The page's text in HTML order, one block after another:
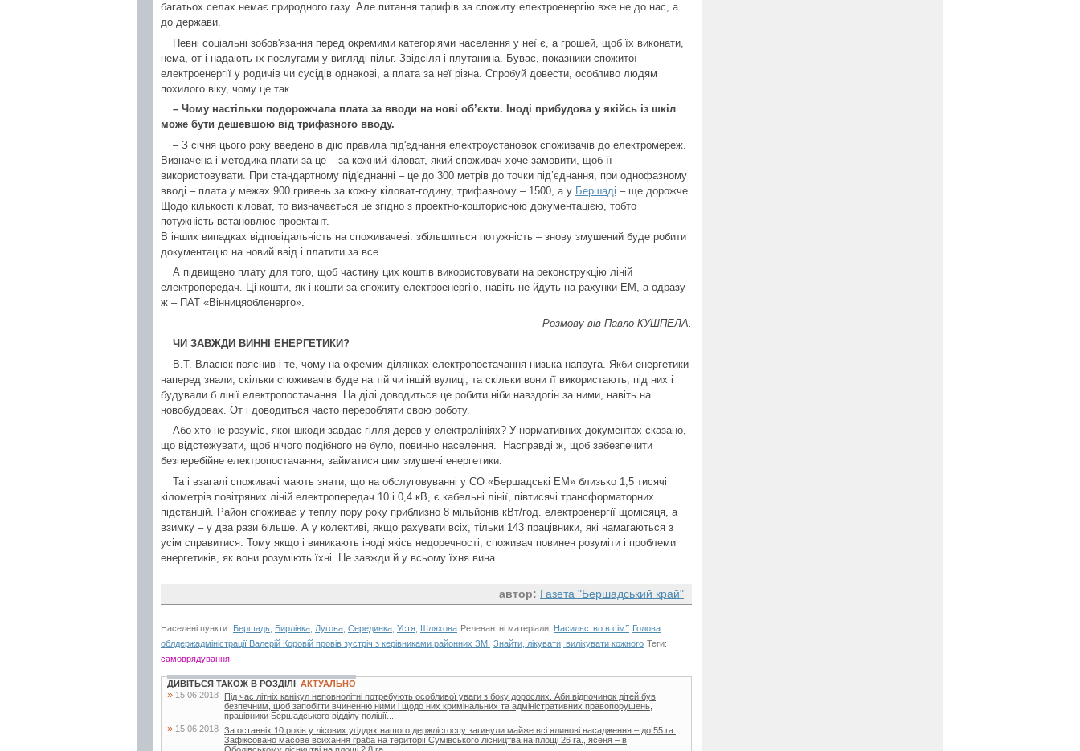
багатьох селах немає природного газу. Але питання тарифів за спожиту електроенергію вже не до нас, а
до держави.
Певні соціальні зобов'язання перед окремими категоріями населення у неї є, а грошей, щоб їх виконати,
нема, от і надають їх послугами у вигляді пільг. Звідсіля і плутанина. Буває, показники спожитої
електроенергії у родичів чи сусідів однакові, а плата за неї різна. Спробуй довести, особливо людям
похилого віку, чому це так.
– Чому настільки подорожчала плата за вводи на нові об’єкти. Іноді прибудова у якійсь із шкіл
може бути дешевшою від трифазного вводу.
– З січня цього року введено в дію правила під'єднання електроустановок споживачів до електромереж.
Визначена і методика плати за це – за кожний кіловат, який споживач хоче замовити, щоб її
використовувати. При стандартному під'єднанні – це до 300 метрів до точки під’єднання, при однофазному
вводі – плата у межах 900 гривень за кожну кіловат-годину, трифазному – 1500, а у Бершаді – ще дорожче.
Щодо кількості кіловат, то визначається це згідно з проектно-кошторисною документацією, тобто
потужність встановлює проектант.
В інших випадках відповідальність на споживачеві: збільшиться потужність – знову змушений буде робити
документацію на новий ввід і платити за все.
А підвищено плату для того, щоб частину цих коштів використовувати на реконструкцію ліній
електропередач. Ці кошти, як і кошти за спожиту електроенергію, навіть не йдуть на рахунки ЕМ, а одразу
ж – ПАТ «Вінницяобленерго».
Розмову вів Павло КУШПЕЛА.
ЧИ ЗАВЖДИ ВИННІ ЕНЕРГЕТИКИ?
В.Т. Власюк пояснив і те, чому на окремих ділянках електропостачання низька напруга. Якби енергетики
наперед знали, скільки споживачів буде на тій чи іншій вулиці, та скільки вони її використають, під них і
будували б лінії електропостачання. На ділі доводиться це робити ніби навздогін за ними, навіть на
новобудовах. От і доводиться часто переробляти свою роботу.
Або хто не розуміє, якої шкоди завдає гілля дерев у електролініях? У нормативних документах сказано,
що відстежувати, щоб нічого подібного не було, повинно населення. Насправді ж, щоб забезпечити
безперебійне електропостачання, займатися цим змушені енергетики.
Та і взагалі споживачі мають знати, що на обслуговуванні у СО «Бершадські ЕМ» близько 1,5 тисячі
кілометрів повітряних ліній електропередач 10 і 0,4 кВ, є кабельні лінії, півтисячі трансформаторних
підстанцій. Район споживає у теплу пору року приблизно 8 мільйонів кВт/год. електроенергії щомісяця, а
взимку – у два рази більше. А у колективі, якщо рахувати всіх, тільки 143 працівники, які намагаються з
усім справитися. Тому якщо і виникають іноді якісь недоречності, споживач повинен розуміти і проблеми
енергетиків, як вони розуміють їхні. Не завжди й у всьому їхня вина.
автор: Газета "Бершадський край"
Населені пункти: Бершадь Бирлівка Лугова Серединка Устя Шляхова Релевантні матеріали: Насильство в сім’ї Голова
облдержадміністрації Валерій Коровій провів зустріч з керівниками районних ЗМІ
Знайти, лікувати, вилікувати кожного Теги:
самоврядування
ДИВІТЬСЯ ТАКОЖ В РОЗДІЛІ АКТУАЛЬНО
» 15.06.2018
Під час літніх канікул неповнолітні потребують особливої уваги з боку дорослих. Аби відпочинок дітей був
безпечним, щоб запобігти вчиненню ними і щодо них кримінальних та адміністративних правопорушень,
працівники Бершадського відділу поліції...
» 15.06.2018 За останніх 10 років у лісових угіддях нашого держлісгоспу загинули майже всі ялинові насадження – до 55 га.
Зафіксовано масове всихання граба на території Сумівського лісництва на площі 26 га., ясеня – в